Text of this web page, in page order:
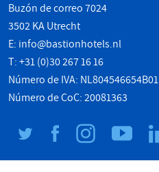
Buzón de correo 7024
3502 KA Utrecht
E: info@bastionhotels.nl
T: +31 (0)30 267 16 16
Número de IVA: NL804546654B01
Número de CoC: 20081363